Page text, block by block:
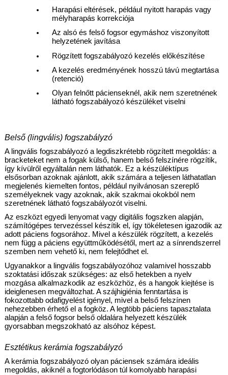
Harapási eltérések, például nyitott harapás vagy
mélyharapás korrekciója
Az alsó és felső fogsor egymáshoz viszonyított
helyzetének javítása
Rögzített fogszabályozó kezelés előkészítése
A kezelés eredményének hosszú távú megtartása
(retenció)
Olyan felnőtt pácienseknél, akik nem szeretnének
látható fogszabályozó készüléket viselni
Belső (lingvális) fogszabályzó
A lingvális fogszabályozó a legdiszkrétebb rögzített megoldás: a
bracketeket nem a fogak külső, hanem belső felszínére rögzítik,
így kívülről egyáltalán nem láthatók. Ez a készüléktípus
elsősorban azoknak ajánlott, akik számára a teljesen láthatatlan
megjelenés kiemelten fontos, például nyilvánosan szereplő
személyeknek vagy azoknak, akik szakmai okokból nem
szeretnének látható fogszabályozót viselni.
Az eszközt egyedi lenyomat vagy digitális fogszken alapján,
számítógépes tervezéssel készítik el, így tökéletesen igazodik az
adott páciens fogsorához. Mivel a készülék rögzített, a kezelés
nem függ a páciens együttműködésétől, mert az a sínrendszerrel
szemben nem vehető ki, nem felejtődhet el.
Ugyanakkor a lingvális fogszabályozóhoz valamivel hosszabb
szoktatási időszak szükséges: az első hetekben a nyelv
mozgása alkalmazkodik az eszközhöz, és a hangok kiejtése is
ideiglenesen megváltozhat. A szájhigiénia fenntartása is
fokozottabb odafigyelést igényel, mivel a belső felszínen
nehezebben érhető el a fogköz. A legtöbb páciens tapasztalata
alapján a felső fogsor belső oldalára helyezett készülék
gyorsabban megszokható az alsóhoz képest.
Esztétikus kerámia fogszabályzó
A kerámia fogszabályozó olyan páciensek számára ideális
megoldás, akiknél a fogtorlódáson túl komolyabb harapási